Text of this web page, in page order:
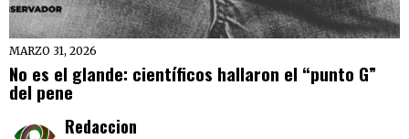
MARZO 31, 2026
No es el glande: científicos hallaron el “punto G”
del pene
Redaccion